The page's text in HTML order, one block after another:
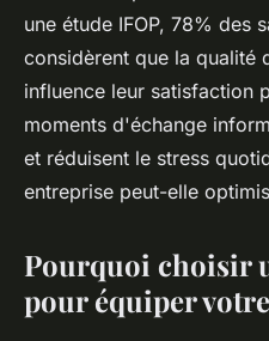
une étude IFOP, 78% des
considèrent que la qualité
influence leur satisfaction
moments d'échange
et réduisent le stress
entreprise peut-elle
Pourquoi choisir
pour équiper